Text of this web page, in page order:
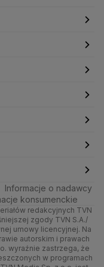
Informacje o nadawcy
konsumenckie
redakcyjnych TVN
zgody TVN S.A./
umowy licencyjnej. Na
autorskim i prawach
wyraźnie zastrzega, że
w programach